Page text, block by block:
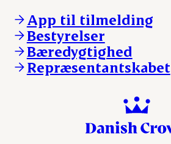
Nyheder
Login
Kontakt os
Notering
Nyheder
Login
App til tilmelding
Bestyrelser
Bæredygtighed
Repræsentantskabet